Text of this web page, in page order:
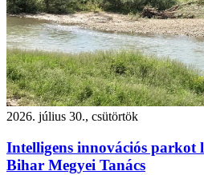
2026. július 30., csütörtök
Intelligens innovációs parkot
Bihar Megyei Tanács